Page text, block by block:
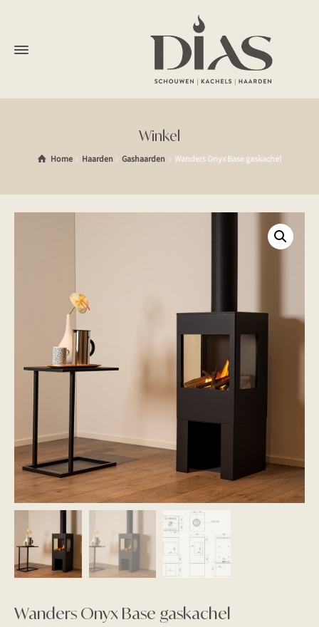
Winkel
Home Haarden Gashaarden Wanders Onyx Base gaskachel
Wanders Onyx Base gaskachel